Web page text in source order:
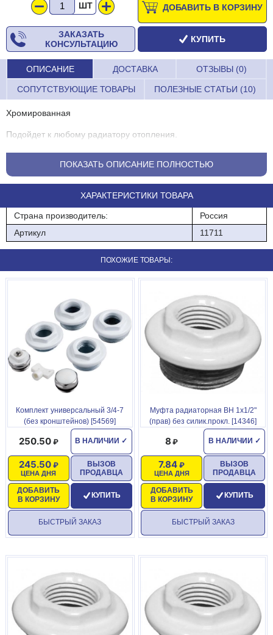
ШТ ДОБАВИТЬ В КОРЗИНУ
ЗАКАЗАТЬ
КОНСУЛЬТАЦИЮ
КУПИТЬ
ОПИСАНИЕ ДОСТАВКА ОТЗЫВЫ (0)
СОПУТСТВУЮЩИЕ ТОВАРЫ ПОЛЕЗНЫЕ СТАТЬИ (10)
Хромированная
Подойдет к любому радиатору отопления.
Резьба-правая.
Диаметр-1/2 "
Входит в комплект.Подключения радиатора.
ПОКАЗАТЬ ОПИСАНИЕ ПОЛНОСТЬЮ
ХАРАКТЕРИСТИКИ ТОВАРА
Страна производитель:
Россия
Артикул
11711
ПОХОЖИЕ ТОВАРЫ:
Комплект универсальный 3/4-7
(без кронштейнов) [54569]
В НАЛИЧИИ ✓
250.50
ЦЕНА ДНЯ
245.50
ДОБАВИТЬ
В КОРЗИНУ
ВЫЗОВ
ПРОДАВЦА
КУПИТЬ
БЫСТРЫЙ ЗАКАЗ
Муфта радиаторная ВН 1x1/2"
(прав) без силик.прокл. [14346]
В НАЛИЧИИ ✓
8
ЦЕНА ДНЯ
7.84
ДОБАВИТЬ
В КОРЗИНУ
ВЫЗОВ
ПРОДАВЦА
КУПИТЬ
БЫСТРЫЙ ЗАКАЗ